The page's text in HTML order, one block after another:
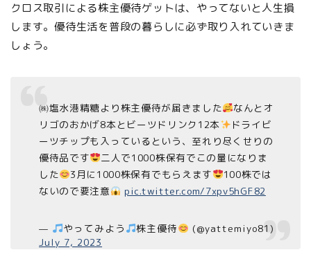
クロス取引による株主優待ゲットは、やってないと人生損
します。優待生活を普段の暮らしに必ず取り入れていきま
しょう。
㈱塩水港精糖より株主優待が届きました
なんとオ
リゴのおかげ8本とビーツドリンク12本
ドライビ
ーツチップも入っているという、至れり尽くせりの
優待品です
二人で1000株保有でこの量になりま
した
3月に1000株保有でもらえます
100株では
ないので要注意
pic.twitter.com/7xpv5hGF82
— やってみよう 株主優待
(@yattemiyo81)
July 7, 2023